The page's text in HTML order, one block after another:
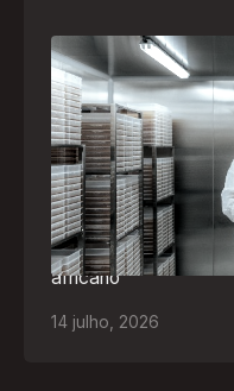
A paranaense
empresas
representar o
negócios de Angola
Empresa participará
levando tecnologias
feridas, ostomia e
africano
14 julho 2026